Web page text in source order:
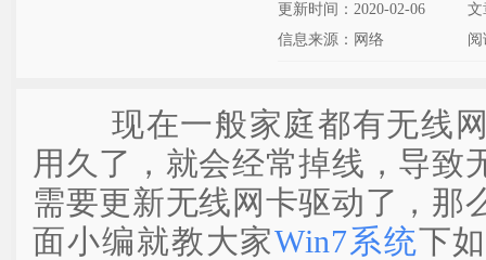
更新时间：2020-02-06
文
信息来源：网络
现在一般家庭都有无线网
用久了，就会经常掉线，导致
需要更新无线网卡驱动了，那
面小编就教大家Win7系统下